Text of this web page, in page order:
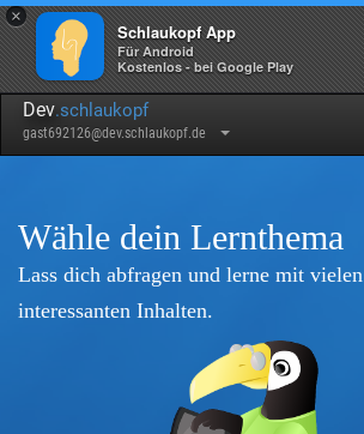
×
Schlaukopf App
Für Android
Kostenlos - bei Google Play
Dev.schlaukopf
gast692126@dev.schlaukopf.de
Wähle dein Lernthema
Lass dich abfragen und lerne mit vielen
interessanten Inhalten.